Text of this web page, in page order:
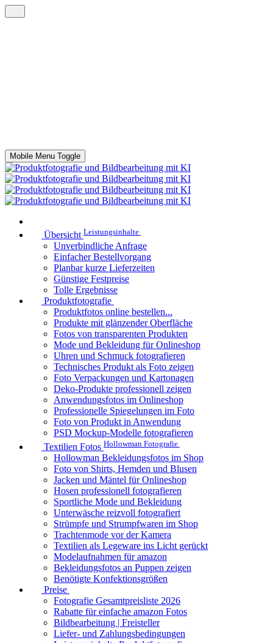
Mobile Menu Toggle
Übersicht Leistungsinhalte
Unverbindliche Anfrage
Einfacher Bestellvorgang
Planbar kurze Lieferzeiten
Günstige Festpreise
Tolle Ergebnisse
Produktfotografie
Produktfotos online bestellen...
Produkte mit glänzender Oberfläche
Fotos von transparenten Produkten
Mode und Bekleidung für Onlineshop
Uhren und Schmuck fotografieren
Technisches Produkt als Foto zeigen
Foto Verpackungen und Kartonagen
Deko-Produkte professionell zeigen
Anwendungsfotos im Onlineshop
Professionelle Spiegelungen im Foto
Foto von Produkt in Anwendung
PSD Mockup-Modelle fotografieren
Textilien Fotos Hollowman Fotografie
Hollowman Bekleidungsfotos im Shop
Foto von Shirts, Hemden und Blusen
Jacken und Mäntel für Onlineshop
Hosen professionell fotografieren
Sportliche Mode und Bekleidung
Unterwäsche reizvoll fotografiert
Strümpfe und Strumpfwaren im Shop
Trachtenmode vor der Kamera
Textilien als Legeware ins Licht gerückt
Modelaufnahmen für amazon
Bekleidungsfotos an Puppen zeigen
Benötigte Konfektionsgrößen
Preise
Fotografie Gesamtpreisliste 2026
Rabatte für einfache amazon Fotos
Bildbearbeitung | Freisteller
Liefer- und Zahlungsbedingungen